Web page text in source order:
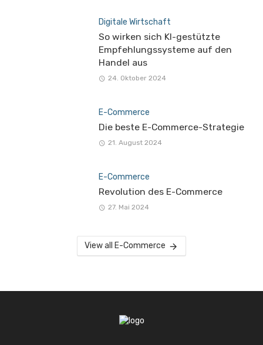
Digitale Wirtschaft
So wirken sich KI-gestützte
Empfehlungssysteme auf den
Handel aus
24. Oktober 2024
E-Commerce
Die beste E-Commerce-Strategie
21. August 2024
E-Commerce
Revolution des E-Commerce
27. Mai 2024
View all E-Commerce